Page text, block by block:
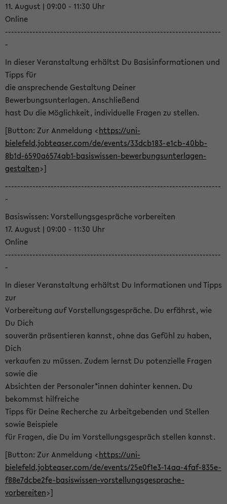
11. August | 09:00 - 11:30 Uhr
Online
-----------------------------------------------------------------------
-
In dieser Veranstaltung erhältst Du Basisinformationen und
Tipps für
die ansprechende Gestaltung Deiner
Bewerbungsunterlagen. Anschließend
hast Du die Möglichkeit, individuelle Fragen zu stellen.
[Button: Zur Anmeldung <https://uni-
bielefeld.jobteaser.com/de/events/33dcb183-e1cb-40bb-
8b1d-6590a6574ab1-basiswissen-bewerbungsunterlagen-
gestalten>]
-----------------------------------------------------------------------
-
Basiswissen: Vorstellungsgespräche vorbereiten
17. August | 09:00 - 11:30 Uhr
Online
-----------------------------------------------------------------------
-
In dieser Veranstaltung erhältst Du Informationen und Tipps
zur
Vorbereitung auf Vorstellungsgespräche. Du erfährst, wie
Du Dich
souverän präsentieren kannst, ohne das Gefühl zu haben,
Dich
verkaufen zu müssen. Zudem lernst Du potenzielle Fragen
sowie die
Absichten der Personaler*innen dahinter kennen. Du
bekommst hilfreiche
Tipps für Deine Recherche zu Arbeitgebenden und Stellen
sowie Beispiele
für Fragen, die Du im Vorstellungsgespräch stellen kannst.
[Button: Zur Anmeldung <https://uni-
bielefeld.jobteaser.com/de/events/25e0f1e3-14aa-4faf-835e-
f88e7dcbe2fe-basiswissen-vorstellungsgesprache-
vorbereiten>]